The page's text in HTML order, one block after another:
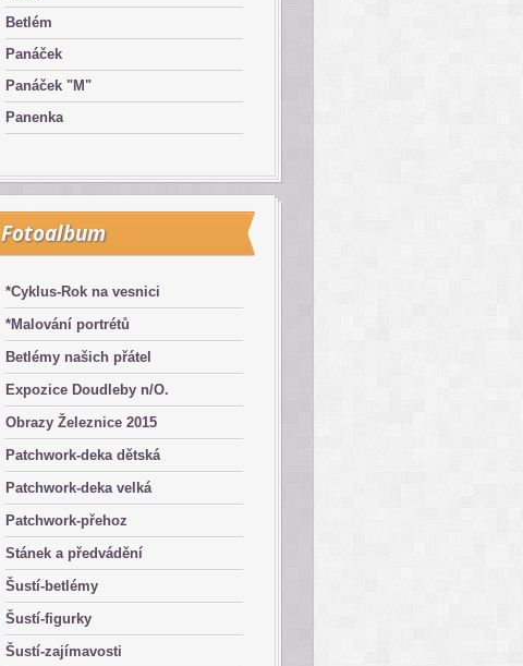
Betlém
Panáček
Panáček "M"
Panenka
Fotoalbum
*Cyklus-Rok na vesnici
*Malování portrétů
Betlémy našich přátel
Expozice Doudleby n/O.
Obrazy Železnice 2015
Patchwork-deka dětská
Patchwork-deka velká
Patchwork-přehoz
Stánek a předvádění
Šustí-betlémy
Šustí-figurky
Šustí-zajímavosti